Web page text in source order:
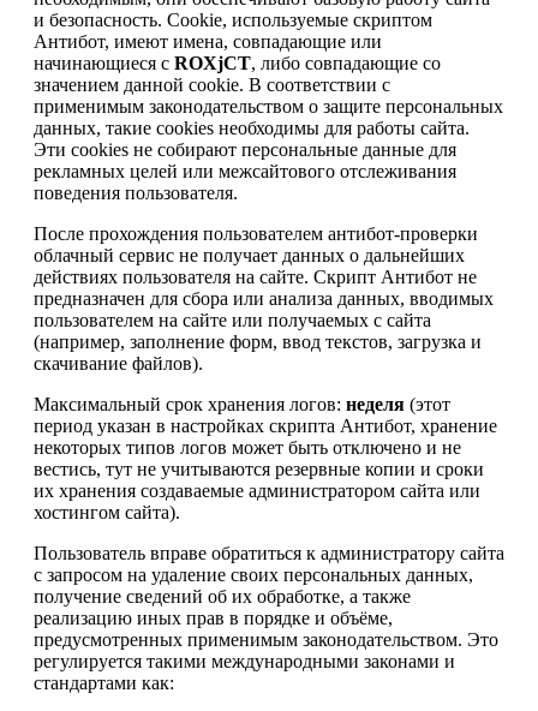
и безопасность. Cookie, используемые скриптом
Антибот, имеют имена, совпадающие или
начинающиеся с ROXjCT, либо совпадающие со
значением данной cookie. В соответствии с
применимым законодательством о защите персональных
данных, такие cookies необходимы для работы сайта.
Эти cookies не собирают персональные данные для
рекламных целей или межсайтового отслеживания
поведения пользователя.
После прохождения пользователем антибот-проверки
облачный сервис не получает данных о дальнейших
действиях пользователя на сайте. Скрипт Антибот не
предназначен для сбора или анализа данных, вводимых
пользователем на сайте или получаемых с сайта
(например, заполнение форм, ввод текстов, загрузка и
скачивание файлов).
Максимальный срок хранения логов: неделя (этот
период указан в настройках скрипта Антибот, хранение
некоторых типов логов может быть отключено и не
вестись, тут не учитываются резервные копии и сроки
их хранения создаваемые администратором сайта или
хостингом сайта).
Пользователь вправе обратиться к администратору сайта
с запросом на удаление своих персональных данных,
получение сведений об их обработке, а также
реализацию иных прав в порядке и объёме,
предусмотренных применимым законодательством. Это
регулируется такими международными законами и
стандартами как: